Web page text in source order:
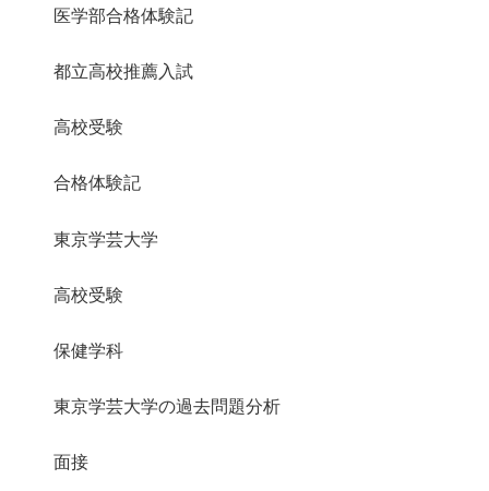
医学部合格体験記
都立高校推薦入試
高校受験
合格体験記
東京学芸大学
高校受験
保健学科
東京学芸大学の過去問題分析
面接